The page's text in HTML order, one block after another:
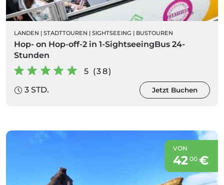
LANDEN | STADTTOUREN | SIGHTSEEING | BUSTOUREN
Hop- on Hop-off-2 in 1-SightseeingBus 24-
Stunden
5 (38)
3 STD.
Jetzt Buchen
VON
42 00€